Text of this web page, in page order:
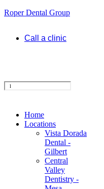
Roper Dental Group
Call a clinic
Home
Locations
Vista Dorada
Dental -
Gilbert
Central
Valley
Dentistry -